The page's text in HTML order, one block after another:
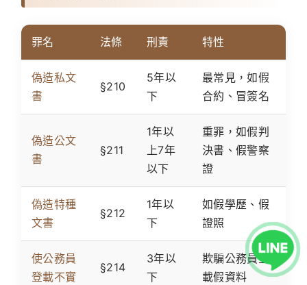
罪名 法條 刑責 特性
偽造私文
書
§210
5年以
下
最常見，如假
合約、冒簽名
偽造公文
書
§211
1年以
上7年
以下
重罪，如假判
決書、假警察
證
偽造特種
文書
§212
1年以
下
如假學歷、假
證照
使公務員
登載不實
§214
3年以
下
欺騙公務員登
載假資料